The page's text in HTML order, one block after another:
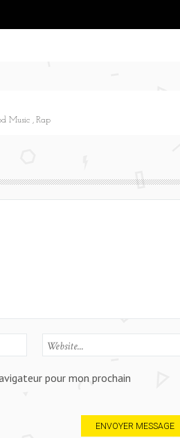
Music Rap
pour mon prochain